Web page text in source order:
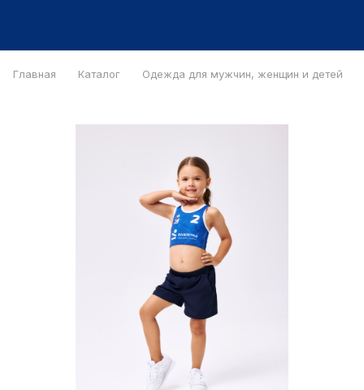
Главная Каталог Одежда для мужчин, женщин и детей